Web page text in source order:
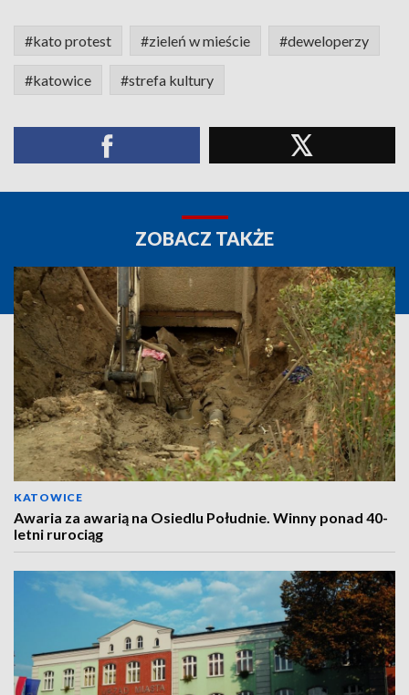
#kato protest #zieleń w mieście #deweloperzy
#katowice #strefa kultury
ZOBACZ TAKŻE
KATOWICE
Awaria za awarią na Osiedlu Południe. Winny ponad 40-
letni rurociąg